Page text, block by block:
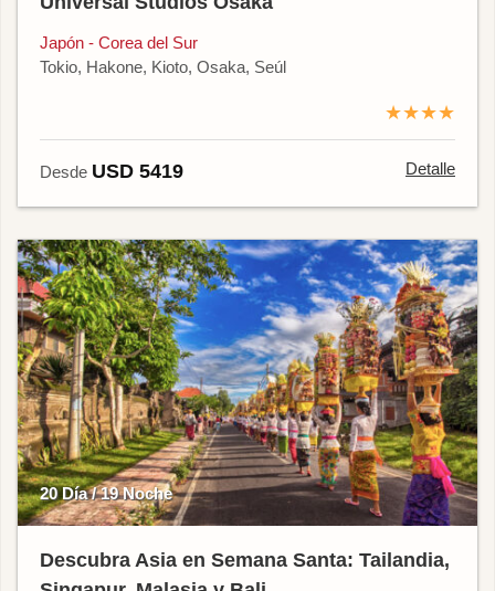
Japón - Corea del Sur
Tokio, Hakone, Kioto, Osaka, Seúl
★★★★
Desde USD 5419 Detalle
20 Día / 19 Noche
Descubra Asia en Semana Santa: Tailandia,